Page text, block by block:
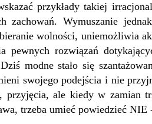
przykłady takiej
zachowań. Wymuszanie
wolności, uniemożliwia
pewnych rozwiązań
modne stało się
swojego podejścia i nie
przyjęcia, ale kiedy w zamian
trzeba umieć powiedzieć NIE